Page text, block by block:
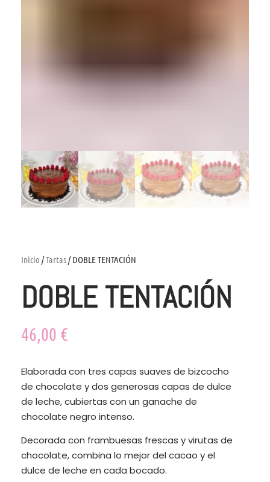
Inicio /Tartas/ DOBLE TENTACIÓN
DOBLE TENTACIÓN
46,00 €
Elaborada con tres capas suaves de bizcocho
de chocolate y dos generosas capas de dulce
de leche, cubiertas con un ganache de
chocolate negro intenso.
Decorada con frambuesas frescas y virutas de
chocolate, combina lo mejor del cacao y el
dulce de leche en cada bocado.